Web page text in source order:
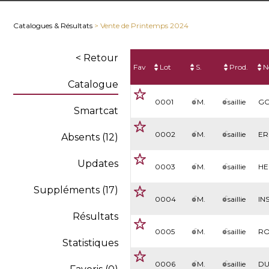
Catalogues & Résultats > Vente de Printemps 2024
< Retour
Catalogue
Smartcat
Absents (12)
Updates
Suppléments (17)
Résultats
Statistiques
Fav Lot S. Prod.
0001 M. saillie
0002 M. saillie
0003 M. saillie
0004 M. saillie
0005 M. saillie
0006 M. saillie